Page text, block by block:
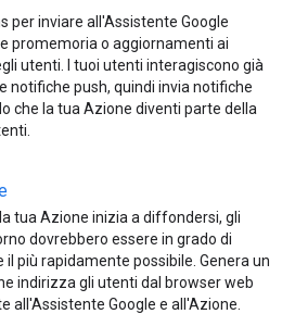
per inviare all'Assistente Google
promemoria o aggiornamenti ai
utenti. I tuoi utenti interagiscono già
notifiche push, quindi invia notifiche
che la tua Azione diventi parte della
tua Azione inizia a diffondersi, gli
dovrebbero essere in grado di
il più rapidamente possibile. Genera un
indirizza gli utenti dal browser web
all'Assistente Google e all'Azione.